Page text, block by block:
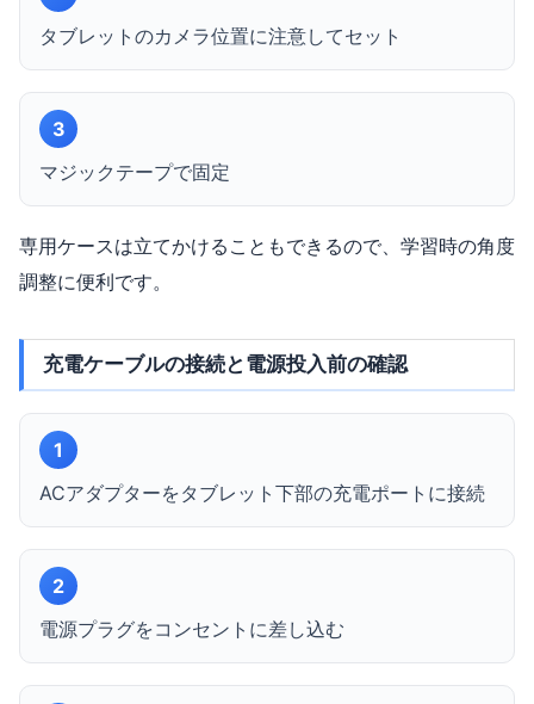
タブレットのカメラ位置に注意してセット
3
マジックテープで固定
専用ケースは立てかけることもできるので、学習時の角度
調整に便利です。
充電ケーブルの接続と電源投入前の確認
1
ACアダプターをタブレット下部の充電ポートに接続
2
電源プラグをコンセントに差し込む